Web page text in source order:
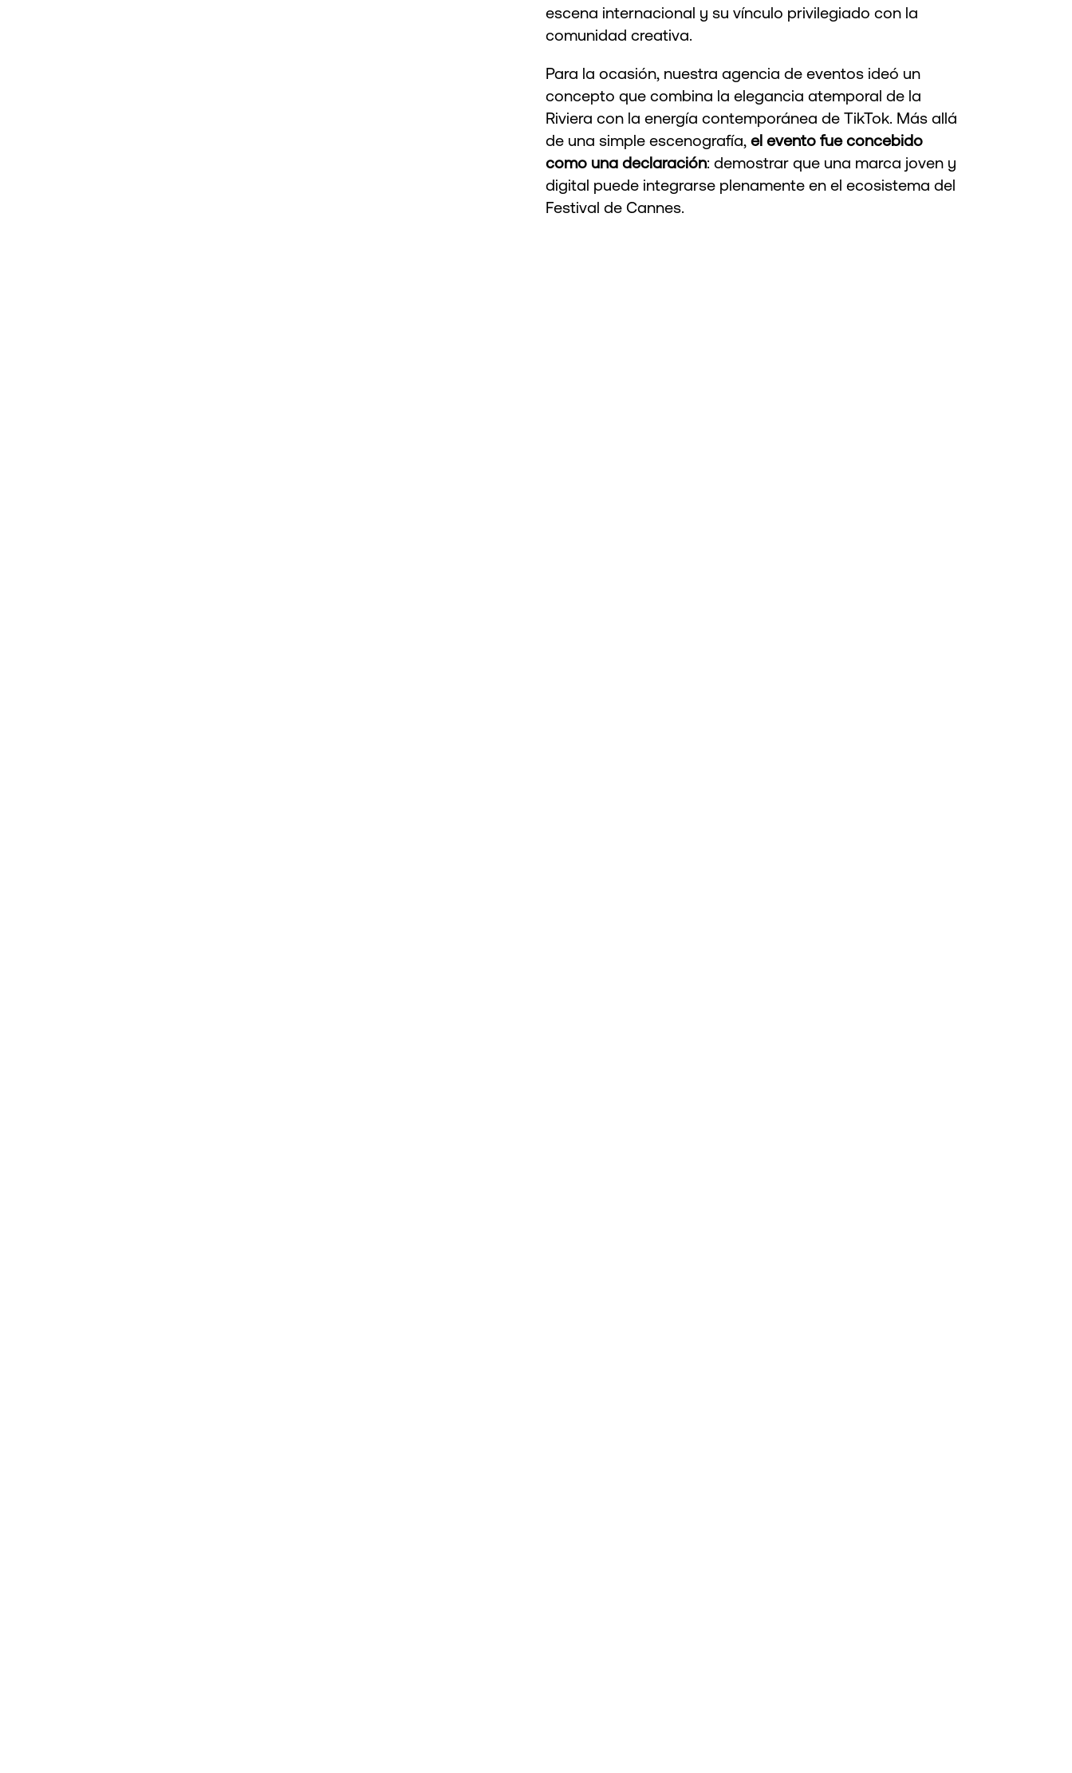
escena internacional y su vínculo privilegiado con la
comunidad creativa.
Para la ocasión, nuestra agencia de eventos ideó un
concepto que combina la elegancia atemporal de la
Riviera con la energía contemporánea de TikTok. Más allá
de una simple escenografía, el evento fue concebido
como una declaración: demostrar que una marca joven y
digital puede integrarse plenamente en el ecosistema del
Festival de Cannes.